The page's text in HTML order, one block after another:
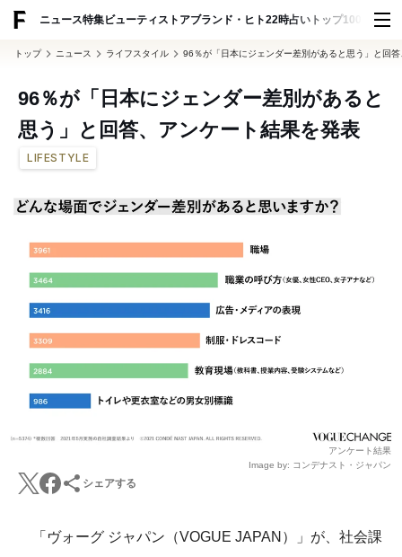
ニュース特集ビューティ ストアブランド・ヒト22時占い トップ100 スナッ
トップ ニュース ライフスタイル 96％が「日本にジェンダー差別があると思う」と回
96％が「日本にジェンダー差別があると
思う」と回答、アンケート結果を発表
LIFESTYLE
アンケート結果
Image by: コンデナスト・ジャパン
シェアする
「ヴォーグ ジャパン（VOGUE JAPAN）」が、社会課